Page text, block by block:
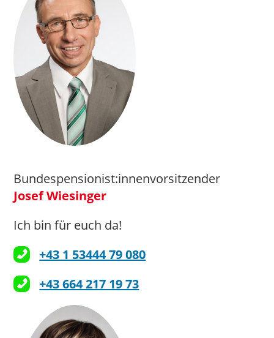
Bundespensionist:innenvorsitzender
Josef Wiesinger
Ich bin für euch da!
+43 1 53444 79 080
+43 664 217 19 73